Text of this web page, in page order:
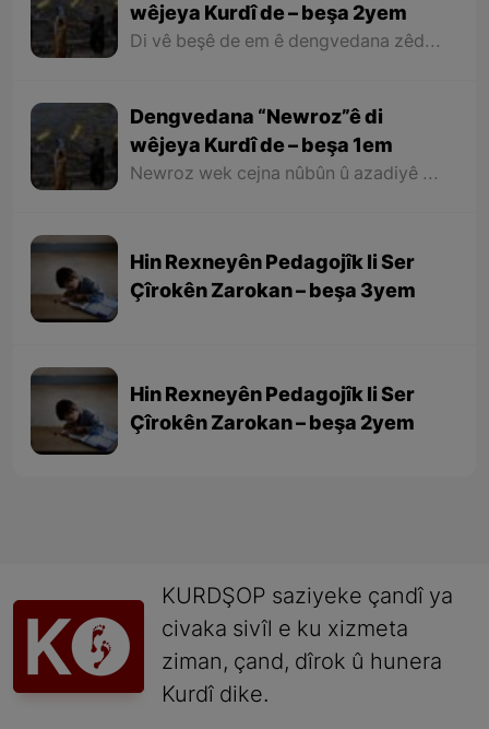
wêjeya Kurdî de – beşa 2yem
Di vê beşê de em ê dengvedana zêdetir a Newrozê di helbest û deqên Kurdî de rabixine ber çavan. Herwisa pêwîst e em îşare bi wê yekê jî bikin ku tevî wê ku em di vê gotarê de dengvedana “Newroz”ê di edebiyata Kurdî de dibînin, em ê hin nivîskar û helbestvanên xwe binêrin ku mixabin navê hin ji wan hatiye jibîrkirin.
Dengvedana “Newroz”ê di
wêjeya Kurdî de – beşa 1em
Newroz wek cejna nûbûn û azadiyê di wêjeya Kurdî de û li cem helbestvan û nivîskarên Kurd, hertim girîngiya xwe hebûye. Helbestvan û nivîskarên Kurd di helbest û nivîsên xwe de Newroz wek bedewiyek, dergeheke azadiyê û sembola rizgariya netewî bi kar anîne. Ev mijare jî vedigere bo girêdana înkarkirî ya Kurd û Kurdistanê bi Newrozê re.
Hin Rexneyên Pedagojîk li Ser
Çîrokên Zarokan – beşa 3yem
Hin Rexneyên Pedagojîk li Ser
Çîrokên Zarokan – beşa 2yem
KURDŞOP saziyeke çandî ya
civaka sivîl e ku xizmeta
ziman, çand, dîrok û hunera
Kurdî dike.